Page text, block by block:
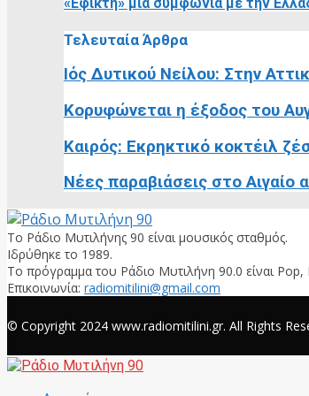
Τελευταία Άρθρα
Ιός Δυτικού Νείλου: Στην
Κορυφώνεται η έξοδος του
Καιρός: Εκρηκτικό κοκτέιλ
Νέες παραβιάσεις στο Αιγαίο
Το Ράδιο Μυτιλήνης 90 είναι μουσικός σταθμός.
Ιδρύθηκε το 1989.
Το πρόγραμμα του Ράδιο Μυτιλήνη 90.0 είναι Pop,
Επικοινωνία: radiomitilini@gmail.com
© Copyright 2024 www.radiomitilini.gr. All Rights